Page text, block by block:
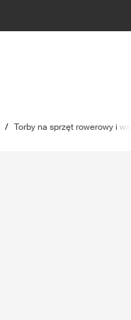
/ Torby na sprzęt rowerowy i